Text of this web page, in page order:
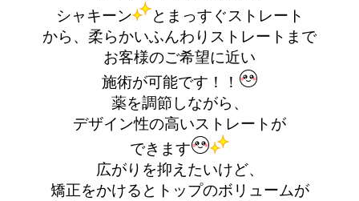
シャキーン
とまっすぐストレート
から、柔らかいふんわりストレートまで
お客様のご希望に近い
施術が可能です！！
薬を調節しながら、
デザイン性の高いストレートが
できます
広がりを抑えたいけど、
矯正をかけるとトップのボリュームが